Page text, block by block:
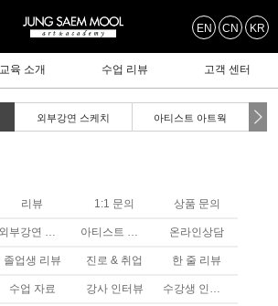
EN CN KR
교육 소개 수업 리뷰 고객 센터
외부강연 스케치 아티스트 아트웍
리뷰 1:1 문의 상품 문의
외부강연 스케치 아티스트 아트웤 온라인상담
졸업생 리뷰 진로 & 취업 한 줄 리뷰
수업 자료 강사 인터뷰 수강생 인터뷰